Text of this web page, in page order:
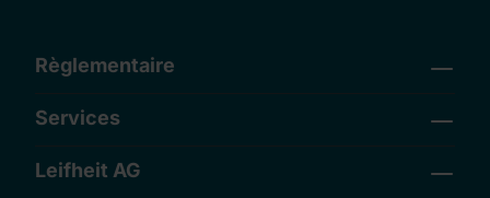
Règlementaire
Services
Leifheit AG